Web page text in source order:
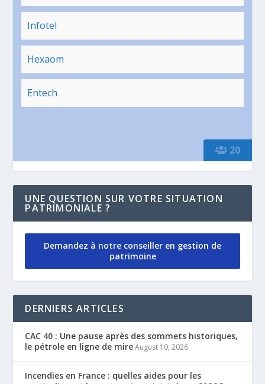
20
Infotel
Hexaom
Entech
UNE QUESTION SUR VOTRE SITUATION
PATRIMONIALE ?
Demandez à notre conseiller en gestion de
patrimoine
DERNIERS ARTICLES
CAC 40 : Une pause après des sommets historiques,
le pétrole en ligne de mire August 10, 2026
Incendies en France : quelles aides pour les